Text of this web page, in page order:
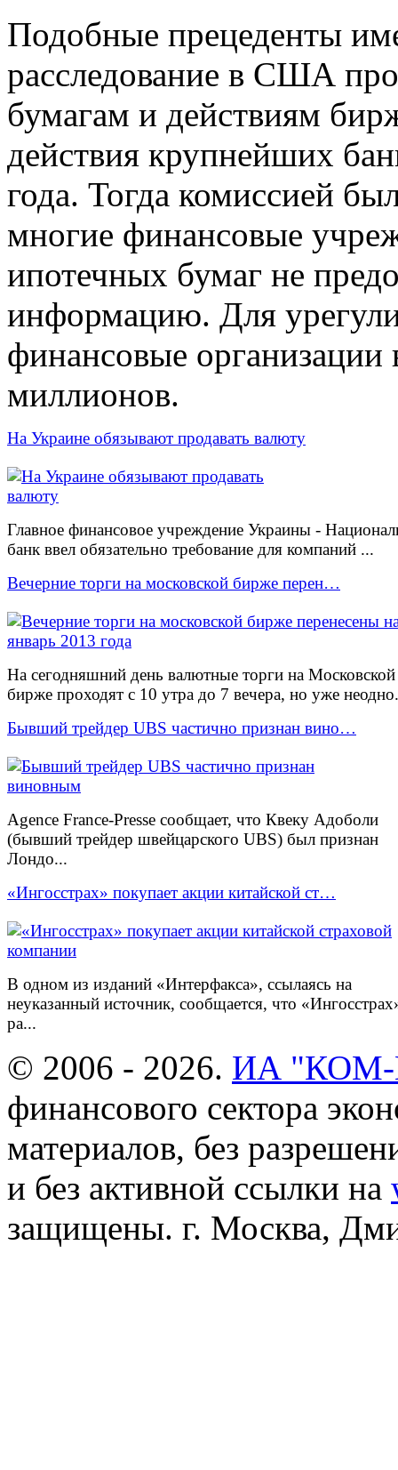
Подобные прецеденты
расследование в США
бумагам и действиям
действия крупнейших
года. Тогда комиссией
многие финансовые
ипотечных бумаг не
информацию. Для
финансовые
миллионов.
На Украине обязывают продавать валюту
Главное финансовое учреждение Украины -
банк ввел обязательно требование для компаний ...
Вечерние торги на московской бирже перен…
На сегодняшний день валютные торги на Московской
бирже проходят с 10 утра до 7 вечера, но уже
Бывший трейдер UBS частично признан вино…
Agence France-Presse сообщает, что Квеку Адоболи
(бывший трейдер швейцарского UBS) был признан
Лондо...
«Ингосстрах» покупает акции китайской ст…
В одном из изданий «Интерфакса», ссылаясь на
неуказанный источник, сообщается, что
ра...
© 2006 - 2026. ИА
финансового сектора
материалов, без
и без активной ссылки на
защищены. г. Москва,